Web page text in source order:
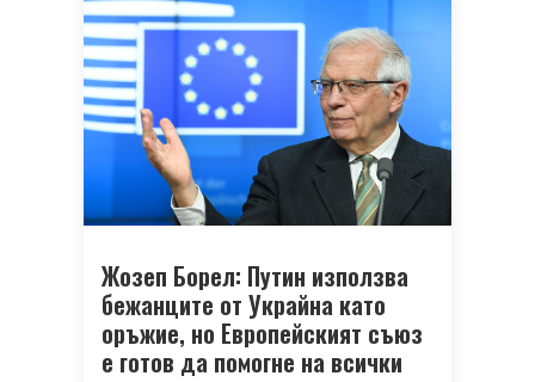
Жозеп Борел: Путин използва
бежанците от Украйна като
оръжие, но Европейският съюз
е готов да помогне на всички